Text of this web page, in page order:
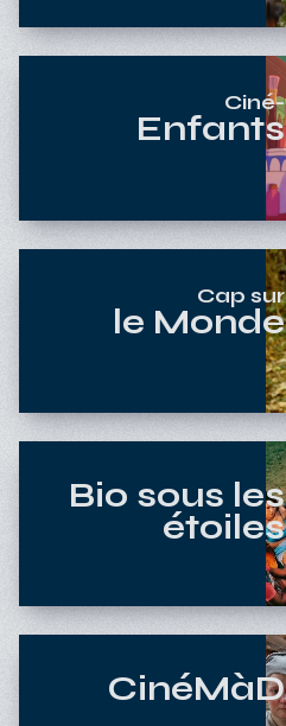
Ciné-
Enfants
Cap sur
le Monde
Bio sous les
étoiles
CinéMàD